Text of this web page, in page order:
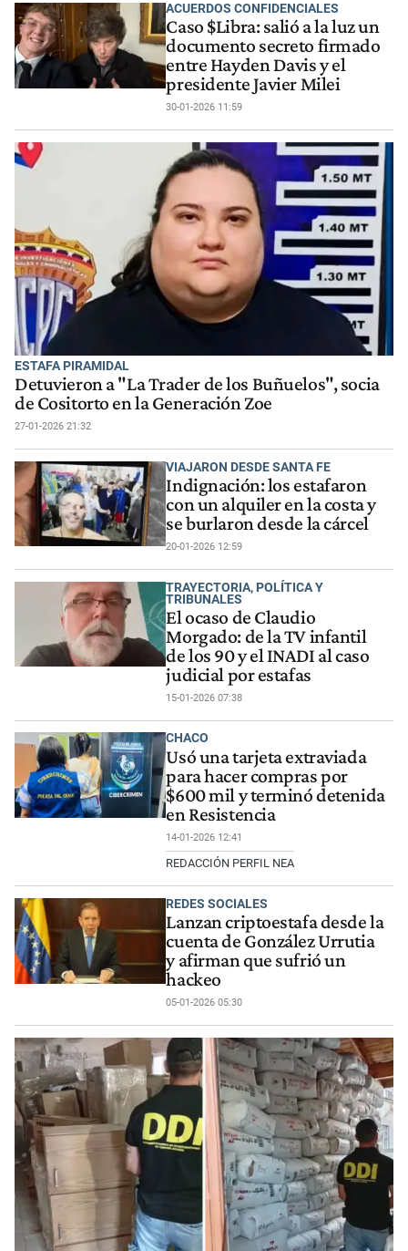
ACUERDOS CONFIDENCIALES
Caso $Libra: salió a la luz un
documento secreto firmado
entre Hayden Davis y el
presidente Javier Milei
30-01-2026 11:59
ESTAFA PIRAMIDAL
Detuvieron a "La Trader de los Buñuelos", socia
de Cositorto en la Generación Zoe
27-01-2026 21:32
VIAJARON DESDE SANTA FE
Indignación: los estafaron
con un alquiler en la costa y
se burlaron desde la cárcel
20-01-2026 12:59
TRAYECTORIA, POLÍTICA Y
TRIBUNALES
El ocaso de Claudio
Morgado: de la TV infantil
de los 90 y el INADI al caso
judicial por estafas
15-01-2026 07:38
CHACO
Usó una tarjeta extraviada
para hacer compras por
$600 mil y terminó detenida
en Resistencia
14-01-2026 12:41
REDACCIÓN PERFIL NEA
REDES SOCIALES
Lanzan criptoestafa desde la
cuenta de González Urrutia
y afirman que sufrió un
hackeo
05-01-2026 05:30